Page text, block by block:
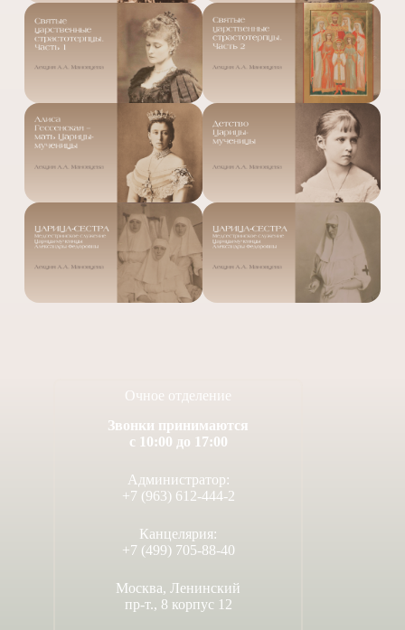
Очное отделение
Звонки принимаются
с 10:00 до 17:00
Администратор:
+7 (963) 612-444-2
Канцелярия:
+7 (499) 705-88-40
Москва, Ленинский
пр-т., 8 корпус 12